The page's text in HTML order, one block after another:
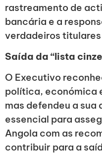
rastreamento de
bancária e a
verdadeiros
Saída da “lista
O Executivo
política, económica
mas defendeu a
essencial para
Angola com as
contribuir para a